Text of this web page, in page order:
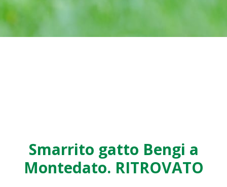
Smarrito gatto Bengi a
Montedato. RITROVATO